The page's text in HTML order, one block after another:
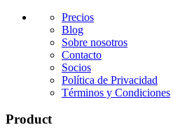
Precios
Blog
Sobre nosotros
Contacto
Socios
Política de Privacidad
Términos y Condiciones
Product